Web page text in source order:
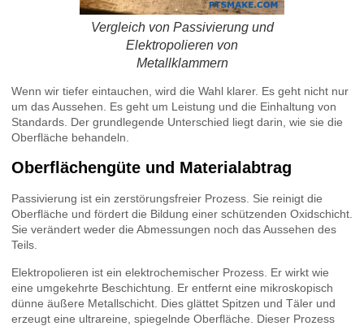
Vergleich von Passivierung und
Elektropolieren von
Metallklammern
Wenn wir tiefer eintauchen, wird die Wahl klarer. Es geht nicht nur
um das Aussehen. Es geht um Leistung und die Einhaltung von
Standards. Der grundlegende Unterschied liegt darin, wie sie die
Oberfläche behandeln.
Oberflächengüte und Materialabtrag
Passivierung ist ein zerstörungsfreier Prozess. Sie reinigt die
Oberfläche und fördert die Bildung einer schützenden Oxidschicht.
Sie verändert weder die Abmessungen noch das Aussehen des
Teils.
Elektropolieren ist ein elektrochemischer Prozess. Er wirkt wie
eine umgekehrte Beschichtung. Er entfernt eine mikroskopisch
dünne äußere Metallschicht. Dies glättet Spitzen und Täler und
erzeugt eine ultrareine, spiegelnde Oberfläche. Dieser Prozess